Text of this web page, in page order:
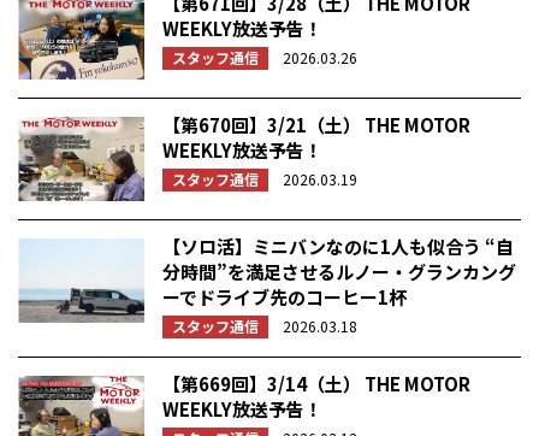
WEEKLY放送予告！
スタッフ通信 2026.03.26
【第670回】3/21（土） THE MOTOR
WEEKLY放送予告！
スタッフ通信 2026.03.19
【ソロ活】ミニバンなのに1人も似合う “自
分時間”を満足させるルノー・グランカング
ーでドライブ先のコーヒー1杯
スタッフ通信 2026.03.18
【第669回】3/14（土） THE MOTOR
WEEKLY放送予告！